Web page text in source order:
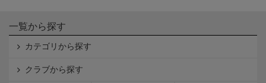
一覧から探す
カテゴリから探す
クラブから探す